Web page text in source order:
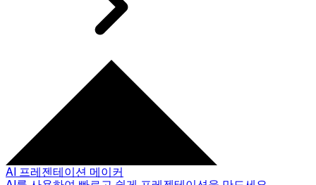
AI 프레젠테이션 메이커